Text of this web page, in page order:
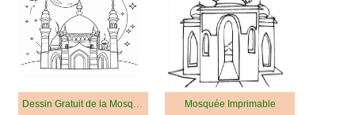
Dessin Gratuit de la Mosquée Mosquée Imprimable